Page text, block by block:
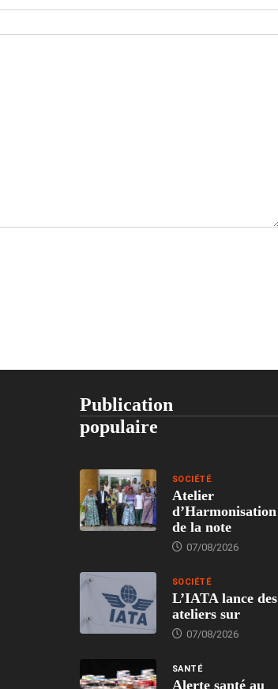
Publication
populaire
SOCIÉTÉ
Atelier
d’Harmonisation
de la note
07/08/2026
SOCIÉTÉ
L’IATA lance des
ateliers sur
07/08/2026
SANTÉ
Alerte santé au